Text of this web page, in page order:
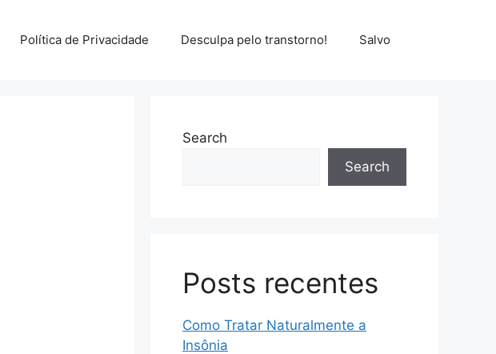
Política de Privacidade Desculpa pelo transtorno! Salvo
Search
Search
Posts recentes
Como Tratar Naturalmente a
Insônia